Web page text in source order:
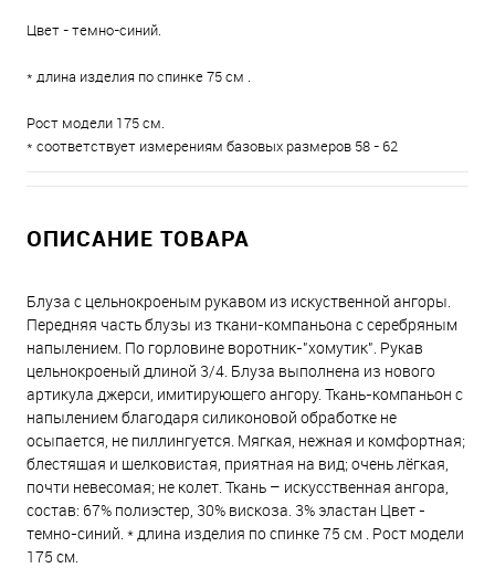
Цвет - темно-синий.
* длина изделия по спинке 75 см .
Рост модели 175 см.
* соответствует измерениям базовых размеров 58 - 62
ОПИСАНИЕ ТОВАРА
Блуза с цельнокроеным рукавом из искуственной ангоры.
Передняя часть блузы из ткани-компаньона с серебряным
напылением. По горловине воротник-"хомутик". Рукав
цельнокроеный длиной 3/4. Блуза выполнена из нового
артикула джерси, имитирующего ангору. Ткань-компаньон с
напылением благодаря силиконовой обработке не
осыпается, не пиллингуется. Мягкая, нежная и комфортная;
блестящая и шелковистая, приятная на вид; очень лёгкая,
почти невесомая; не колет. Ткань – искусственная ангора,
состав: 67% полиэстер, 30% вискоза. 3% эластан Цвет -
темно-синий. * длина изделия по спинке 75 см . Рост модели
175 см.